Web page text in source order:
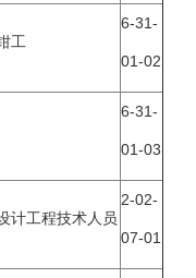
工
6-31-
01-02
6-31-
01-03
计工程技术人员
2-02-
07-01